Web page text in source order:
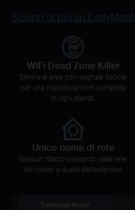
Scopri di più su
WiFi Dead Zone Killer
Elimina le aree con segnale debole
per una copertura Wi-Fi completa
in ogni stanza.
Unico nome di rete
Nessun ritardo passando dalla rete
del router a quella dell'extender.